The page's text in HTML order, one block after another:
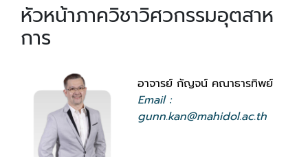
หัวหน้าภาควิชาวิศวกรรมอุตสาห
การ
อาจารย์ กัญจน์ คณาธารทิพย์
Email :
gunn.kan@mahidol.ac.th